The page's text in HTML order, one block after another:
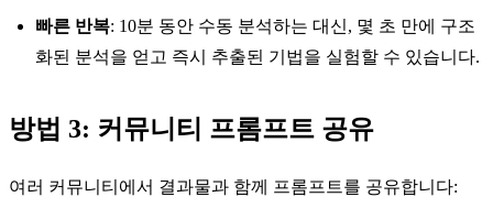
빠른 반복: 10분 동안 수동 분석하는 대신, 몇 초 만에 구조
화된 분석을 얻고 즉시 추출된 기법을 실험할 수 있습니다.
방법 3: 커뮤니티 프롬프트 공유
여러 커뮤니티에서 결과물과 함께 프롬프트를 공유합니다: